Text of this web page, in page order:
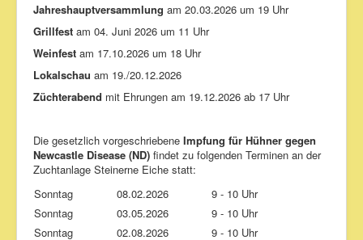
Galerie
Links
Impressum
Jahreshauptversammlung am 20.03.2026 um 19 Uhr
Grillfest am 04. Juni 2026 um 11 Uhr
Weinfest am 17.10.2026 um 18 Uhr
Lokalschau am 19./20.12.2026
Züchterabend mit Ehrungen am 19.12.2026 ab 17 Uhr
Die gesetzlich vorgeschriebene Impfung für Hühner gegen
Newcastle Disease (ND) findet zu folgenden Terminen an der
Zuchtanlage Steinerne Eiche statt:
Sonntag
08.02.2026
9 - 10 Uhr
Sonntag
03.05.2026
9 - 10 Uhr
Sonntag
02.08.2026
9 - 10 Uhr